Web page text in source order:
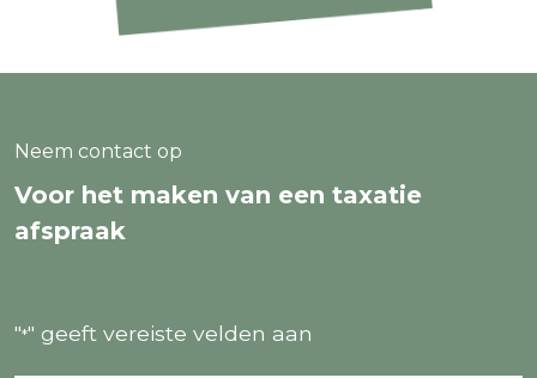
Neem contact op
Voor het maken van een taxatie
afspraak
"*" geeft vereiste velden aan